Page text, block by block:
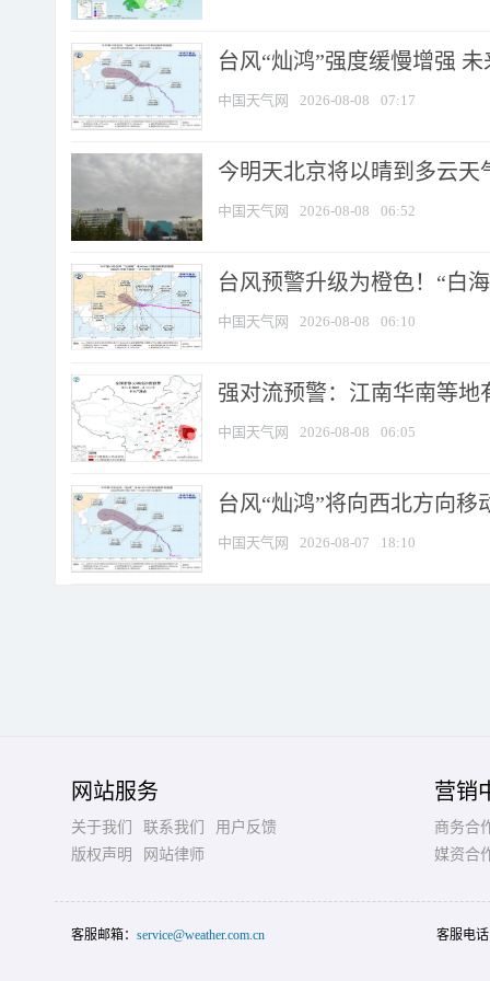
台风“灿鸿”强度缓慢增强
中国天气网 2026-08-08 07:17
今明天北京将以晴到多云
中国天气网 2026-08-08 06:52
台风预警升级为橙色！“白
中国天气网 2026-08-08 06:10
强对流预警：江南华南等地
中国天气网 2026-08-08 06:05
台风“灿鸿”将向西北方向移
中国天气网 2026-08-07 18:10
网站服务
关于我们 联系我们
用户反馈
版权声明
网站律师
营销
商务合
媒资合
客服邮箱： service@weather.com.cn 客服电